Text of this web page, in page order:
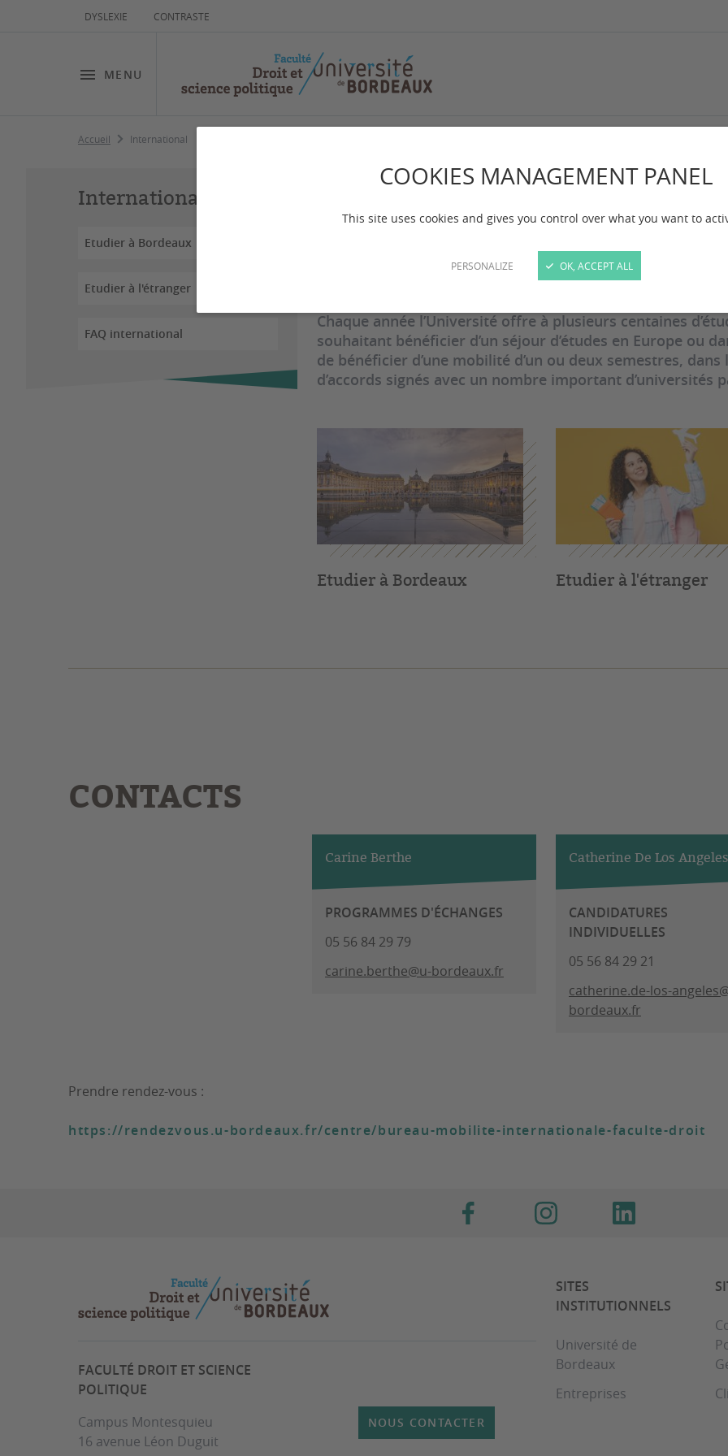
COOKIES MANAGEMENT PANEL
This site uses cookies and gives you control over what you want to
PERSONALIZE OK, ACCEPT ALL
DYSLEXIE CONTRASTE
MENU
Accueil International
International
Etudier à Bordeaux
Etudier à l'étranger
FAQ international
International
le 08/10/2024
Chaque année l’Université offre à plusieurs centaines
souhaitant bénéficier d’un séjour d’études en Europe ou
de bénéficier d’une mobilité d’un ou deux semestres, dans
d’accords signés avec un nombre important d’universités
Etudier à Bordeaux Etudier à l'étranger
CONTACTS
Carine Berthe
PROGRAMMES D'ÉCHANGES
05 56 84 29 79
carine.berthe@u-bordeaux.fr
Catherine De Los Angeles
CANDIDATURES
INDIVIDUELLES
05 56 84 29 21
catherine.de-los-
bordeaux.fr
Prendre rendez-vous :
https://rendezvous.u-bordeaux.fr/centre/bureau-mobilite-internationale-faculte-droit
FACULTÉ DROIT ET SCIENCE
POLITIQUE
Campus Montesquieu
16 avenue Léon Duguit
NOUS CONTACTER
SITES
INSTITUTIONNELS
Université de
Bordeaux
Entreprises